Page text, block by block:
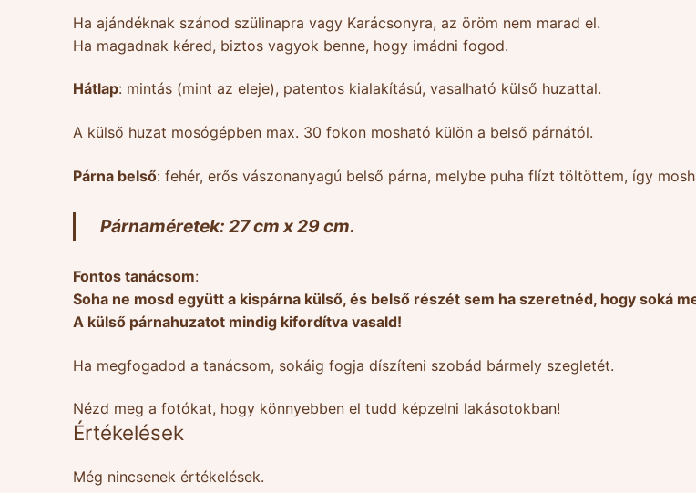
Ha ajándéknak szánod szülinapra vagy Karácsonyra, az öröm nem marad el.
Ha magadnak kéred, biztos vagyok benne, hogy imádni fogod.
Hátlap: mintás (mint az eleje), patentos kialakítású, vasalható külső huzattal.
A külső huzat mosógépben max. 30 fokon mosható külön a belső párnától.
Párna belső: fehér, erős vászonanyagú belső párna, melybe puha flízt töltöttem, így
Párnaméretek: 27 cm x 29 cm.
Fontos tanácsom:
Soha ne mosd együtt a kispárna külső, és belső részét sem ha szeretnéd, hogy soká
A külső párnahuzatot mindig kifordítva vasald!
Ha megfogadod a tanácsom, sokáig fogja díszíteni szobád bármely szegletét.
Nézd meg a fotókat, hogy könnyebben el tudd képzelni lakásotokban!
Értékelések
Még nincsenek értékelések.